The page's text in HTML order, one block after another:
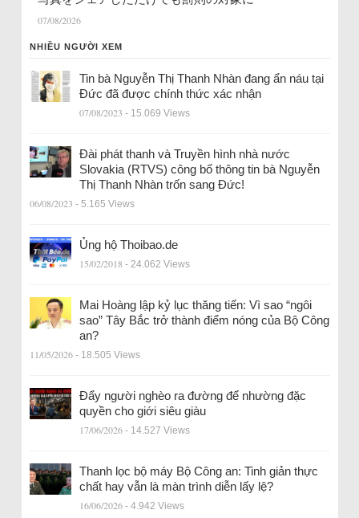
07/08/2026
NHIỀU NGƯỜI XEM
Tin bà Nguyễn Thị Thanh Nhàn đang ẩn náu tại
Đức đã được chính thức xác nhận
07/08/2023 - 15.069 Views
Đài phát thanh và Truyền hình nhà nước
Slovakia (RTVS) công bố thông tin bà Nguyễn
Thị Thanh Nhàn trốn sang Đức!
06/08/2023 - 5.165 Views
Ủng hộ Thoibao.de
15/02/2018 - 24.062 Views
Mai Hoàng lập kỷ lục thăng tiến: Vì sao “ngôi
sao” Tây Bắc trở thành điểm nóng của Bộ Công
an?
11/05/2026 - 18.505 Views
Đẩy người nghèo ra đường để nhường đặc
quyền cho giới siêu giàu
17/06/2026 - 14.527 Views
Thanh lọc bộ máy Bộ Công an: Tinh giản thực
chất hay vẫn là màn trình diễn lấy lệ?
16/06/2026 - 4.942 Views